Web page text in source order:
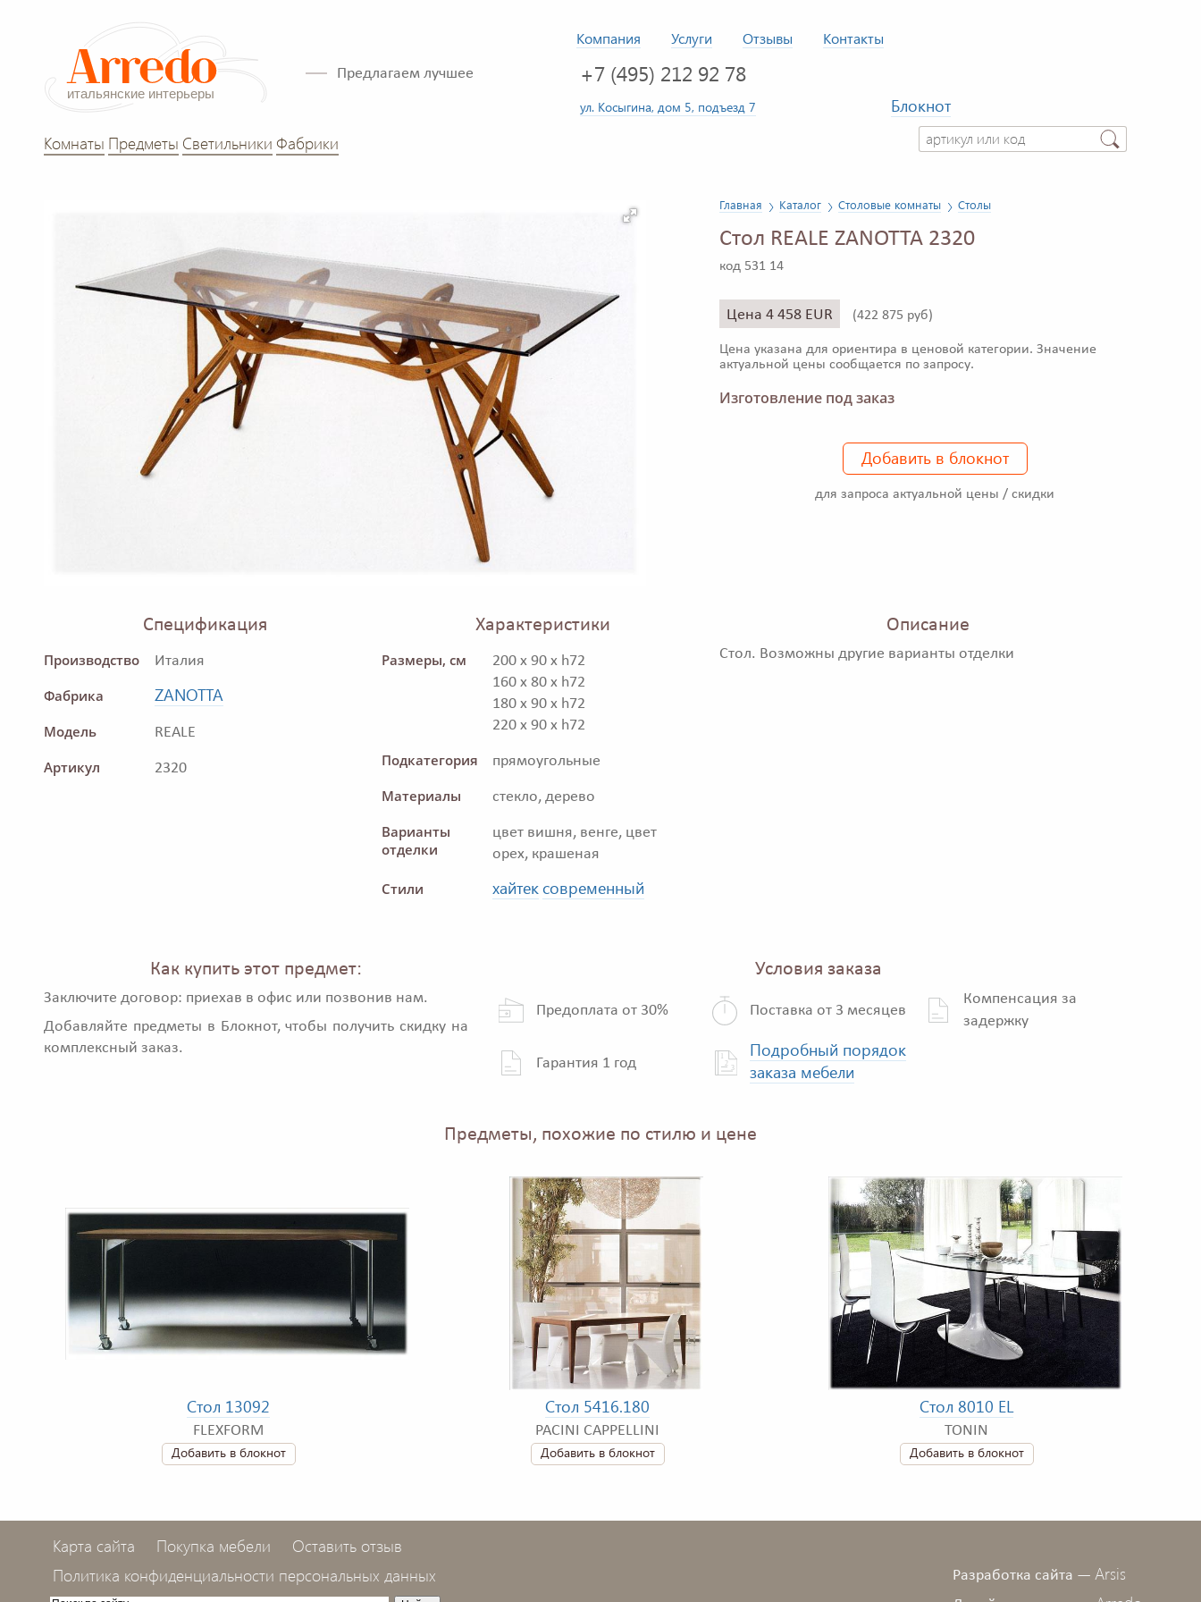
Компания Услуги Отзывы Контакты
Предлагаем лучшее +7 (495) 212 92 78
ул. Косыгина, дом 5, подъезд 7
Блокнот
Комнаты Предметы Светильники Фабрики
Главная Каталог Столовые комнаты Столы
Стол REALE ZANOTTA 2320
код 531 14
Цена 4 458 EUR (422 875 руб)
Цена указана для ориентира в ценовой категории. Значение
актуальной цены сообщается по запросу.
Изготовление под заказ
Добавить в блокнот
для запроса актуальной цены / скидки
Спецификация
Производство Италия
Фабрика ZANOTTA
Модель REALE
Артикул 2320
Характеристики
Размеры, см
200 x 90 x h72
160 x 80 x h72
180 x 90 x h72
220 x 90 x h72
Подкатегория прямоугольные
Материалы стекло, дерево
Варианты
отделки
цвет вишня, венге, цвет
орех, крашеная
Стили хайтексовременный
Описание
Стол. Возможны другие варианты отделки
Как купить этот предмет:
Заключите договор: приехав в офис или позвонив нам.
Добавляйте предметы в Блокнот, чтобы получить скидку на
комплексный заказ.
Условия заказа
Предоплата от 30% Поставка от 3 месяцев
Компенсация за
задержку
Гарантия 1 год
Подробный порядок
заказа мебели
Предметы, похожие по стилю и цене
Стол 13092
FLEXFORM
Добавить в блокнот
Стол 5416.180
PACINI CAPPELLINI
Добавить в блокнот
Стол 8010 EL
TONIN
Добавить в блокнот
Карта сайта Покупка мебели
Оставить отзыв
Политика конфиденциальности персональных данных
Разработка сайта — Arsis